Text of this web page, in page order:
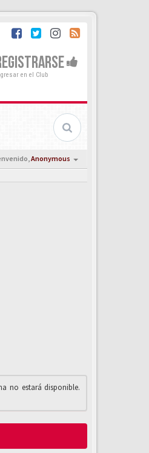
en el Club
Anonymous
no estará disponible.